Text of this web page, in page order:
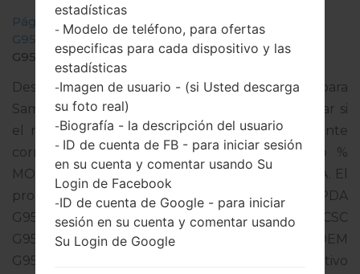
Página principal → Galaxy S8 Plus →
SamsungSM-
G955U1
SM-
G955U1_1_20190306151927_1amlqch64a_fac.zip
Descargue la última actualización de firmware para
Samsung Galaxy S8 Plus, pero no olvide verificar si
el número de modelo de su teléfono inteligente
corresponde al número de modelo indicado %
MODEL%. El código del firmware es AIO de USA. El
producto viene con la versión PDA
G955U1UEU5DSC1 y la versión CSC
G955U1OYM5DSC1,Versión de MODEM
G955U1UEU5DSC1. La versión del sistema operativo
estadísticas
- Modelo de teléfono, para ofertas
especificas para cada dispositivo y las
estadísticas
-Imagen de usuario - (si Usted descarga
su foto real)
-Biografía - la descripción del usuario
- ID de cuenta de FB - para iniciar sesión
en su cuenta y comentar usando Su
Login de Facebook
-ID de cuenta de Google - para iniciar
sesión en su cuenta y comentar usando
Su Login de Google